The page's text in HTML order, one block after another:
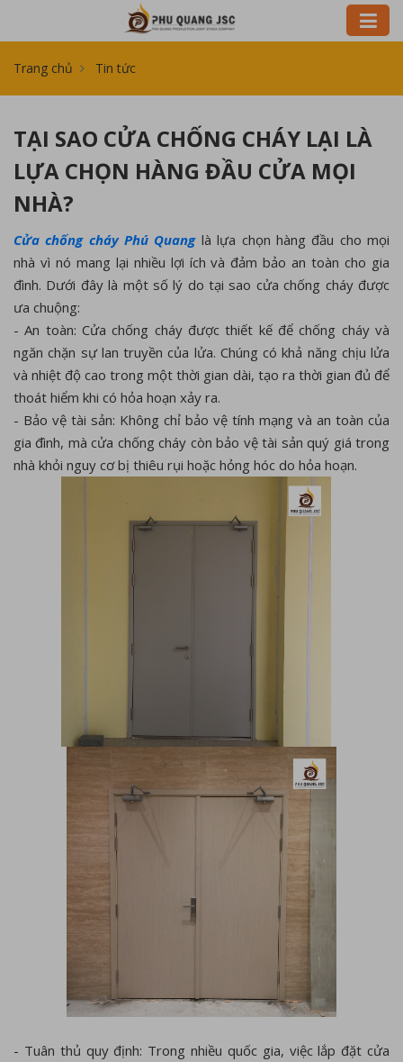
Trang chủ Tin tức
TẠI SAO CỬA CHỐNG CHÁY LẠI LÀ
LỰA CHỌN HÀNG ĐẦU CỬA MỌI
NHÀ?
Cửa chống cháy Phú Quanglà lựa chọn hàng đầu cho mọi
nhà vì nó mang lại nhiều lợi ích và đảm bảo an toàn cho gia
đình. Dưới đây là một số lý do tại sao cửa chống cháy được
ưa chuộng:
- An toàn: Cửa chống cháy được thiết kế để chống cháy và
ngăn chặn sự lan truyền của lửa. Chúng có khả năng chịu lửa
và nhiệt độ cao trong một thời gian dài, tạo ra thời gian đủ để
thoát hiểm khi có hỏa hoạn xảy ra.
- Bảo vệ tài sản: Không chỉ bảo vệ tính mạng và an toàn của
gia đình, mà cửa chống cháy còn bảo vệ tài sản quý giá trong
nhà khỏi nguy cơ bị thiêu rụi hoặc hỏng hóc do hỏa hoạn.
- Tuân thủ quy định: Trong nhiều quốc gia, việc lắp đặt cửa